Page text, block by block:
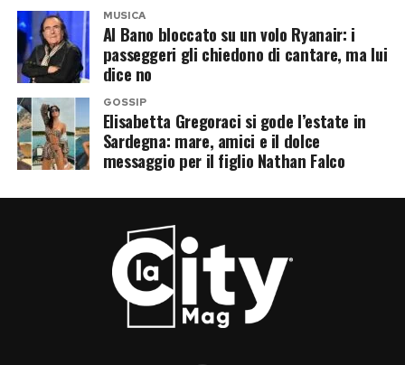
MUSICA
Al Bano bloccato su un volo Ryanair: i
passeggeri gli chiedono di cantare, ma lui
dice no
GOSSIP
Elisabetta Gregoraci si gode l’estate in
Sardegna: mare, amici e il dolce
messaggio per il figlio Nathan Falco